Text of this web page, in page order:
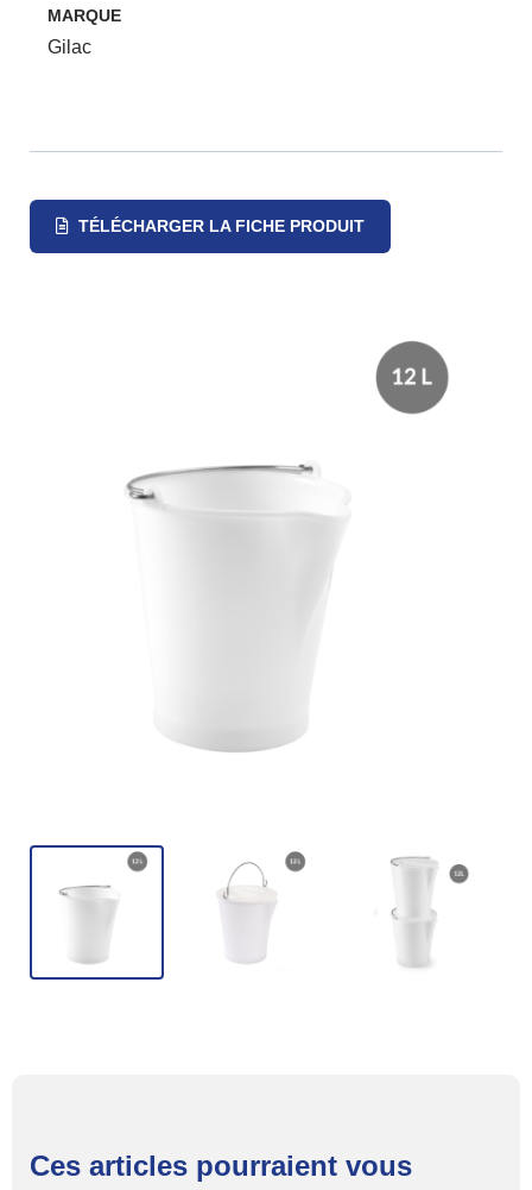
MARQUE
Gilac
TÉLÉCHARGER LA FICHE PRODUIT
Ces articles pourraient vous